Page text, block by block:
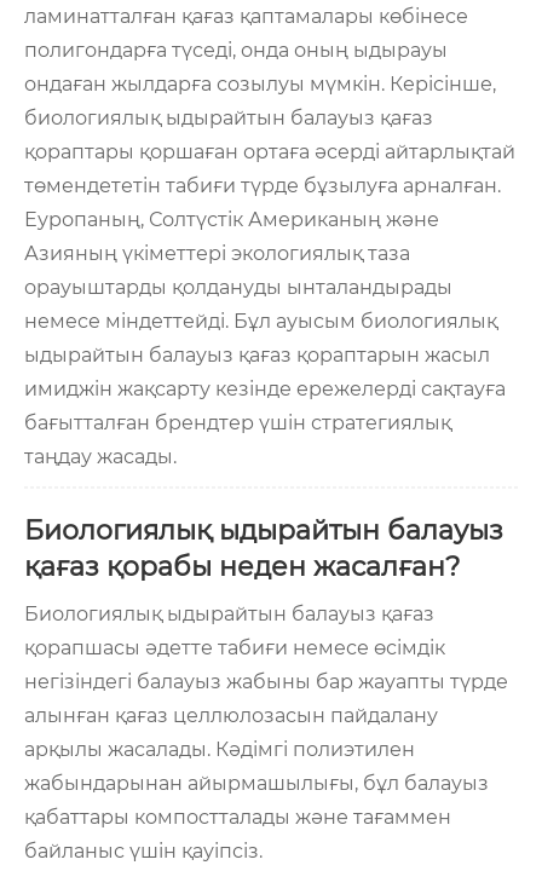
ламинатталған қағаз қаптамалары көбінесе
полигондарға түседі, онда оның ыдырауы
ондаған жылдарға созылуы мүмкін. Керісінше,
биологиялық ыдырайтын балауыз қағаз
қораптары қоршаған ортаға әсерді айтарлықтай
төмендететін табиғи түрде бұзылуға арналған.
Еуропаның, Солтүстік Американың және
Азияның үкіметтері экологиялық таза
орауыштарды қолдануды ынталандырады
немесе міндеттейді. Бұл ауысым биологиялық
ыдырайтын балауыз қағаз қораптарын жасыл
имиджін жақсарту кезінде ережелерді сақтауға
бағытталған брендтер үшін стратегиялық
таңдау жасады.
Биологиялық ыдырайтын балауыз
қағаз қорабы неден жасалған?
Биологиялық ыдырайтын балауыз қағаз
қорапшасы әдетте табиғи немесе өсімдік
негізіндегі балауыз жабыны бар жауапты түрде
алынған қағаз целлюлозасын пайдалану
арқылы жасалады. Кәдімгі полиэтилен
жабындарынан айырмашылығы, бұл балауыз
қабаттары компостталады және тағаммен
байланыс үшін қауіпсіз.